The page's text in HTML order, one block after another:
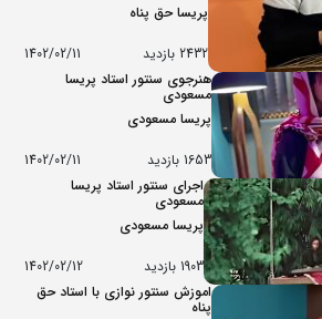
پریسا حق پناه
2432 بازدید
1402/02/11
هنرجوی سنتور استاد پریسا
مسعودی
پریسا مسعودی
1653 بازدید
1402/02/11
اجرای سنتور استاد پریسا
مسعودی
پریسا مسعودی
1903 بازدید
1402/02/12
اموزش سنتور نوازی با استاد حق
پناه